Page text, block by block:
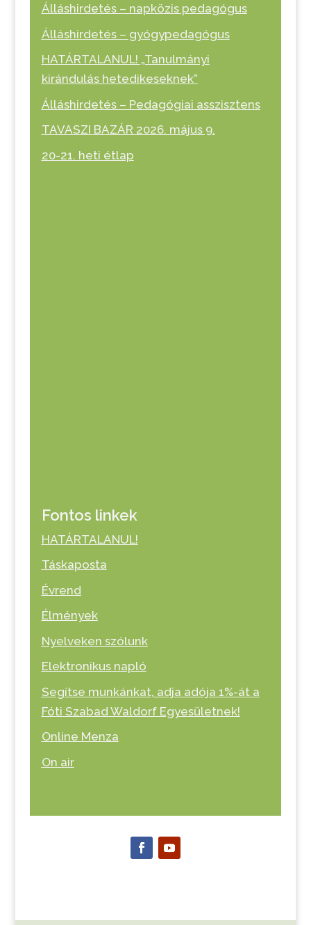
Álláshirdetés – napközis pedagógus
Álláshirdetés – gyógypedagógus
HATÁRTALANUL! „Tanulmányi
kirándulás hetedikeseknek”
Álláshirdetés – Pedagógiai asszisztens
TAVASZI BAZÁR 2026. május 9.
20-21. heti étlap
Fontos linkek
HATÁRTALANUL!
Táskaposta
Évrend
Élmények
Nyelveken szólunk
Elektronikus napló
Segítse munkánkat, adja adója 1%-át a
Fóti Szabad Waldorf Egyesületnek!
Online Menza
On air